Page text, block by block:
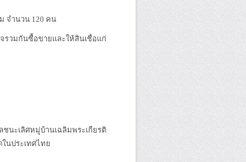
จำนวน 120 คน
วมกันซื้อขายและให้สินเชื่อแก่
นะเลิศหมู่บ้านเฉลิมพระเกียรติ
นประเทศไทย